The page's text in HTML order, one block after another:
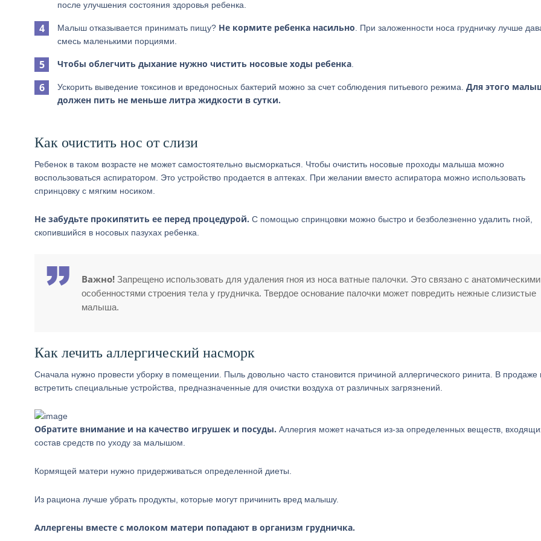
после улучшения состояния здоровья ребенка.
Малыш отказывается принимать пищу? Не кормите ребенка насильно . При заложенности носа грудничку лучше
смесь маленькими порциями.
Чтобы облегчить дыхание нужно чистить носовые ходы ребенка
Ускорить выведение токсинов и вредоносных бактерий можно за счет соблюдения питьевого режима. Для этого
должен пить не меньше литра жидкости в сутки.
Как очистить нос от слизи
Ребенок в таком возрасте не может самостоятельно высморкаться. Чтобы очистить носовые проходы малыша можно
воспользоваться аспиратором. Это устройство продается в аптеках. При желании вместо аспиратора можно использовать
спринцовку с мягким носиком.
Не забудьте прокипятить ее перед процедурой. С помощью спринцовки можно быстро и безболезненно удалить гной,
скопившийся в носовых пазухах ребенка.
Важно! Запрещено использовать для удаления гноя из носа ватные палочки. Это связано с анатомическими
особенностями строения тела у грудничка. Твердое основание палочки может повредить нежные слизистые
малыша.
Как лечить аллергический насморк
Сначала нужно провести уборку в помещении. Пыль довольно часто становится причиной аллергического ринита. В
встретить специальные устройства, предназначенные для очистки воздуха от различных загрязнений.
Обратите внимание и на качество игрушек и посуды. Аллергия может начаться из-за определенных веществ,
состав средств по уходу за малышом.
Кормящей матери нужно придерживаться определенной диеты.
Из рациона лучше убрать продукты, которые могут причинить вред малышу.
Аллергены вместе с молоком матери попадают в организм грудничка.